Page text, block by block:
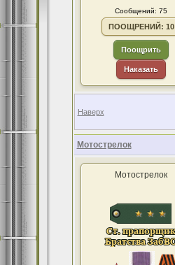
Сообщений: 75
ПООЩРЕНИЙ: 10
Поощрить
Наказать
Наверх
Мотострелок
Мотострелок